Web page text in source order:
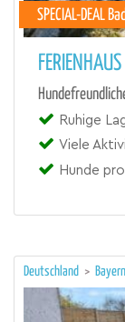
SPECIAL-DEAL
Ruhige
Viele
Hunde
Deutschland > Bayern